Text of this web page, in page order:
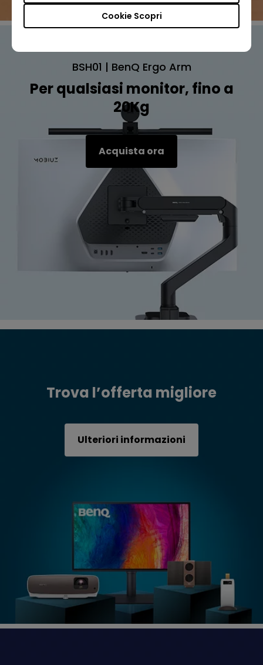
Cookie Scopri
BSH01 | BenQ Ergo Arm
Per qualsiasi monitor, fino a
20Kg
Acquista ora
Trova l’offerta migliore
Ulteriori informazioni